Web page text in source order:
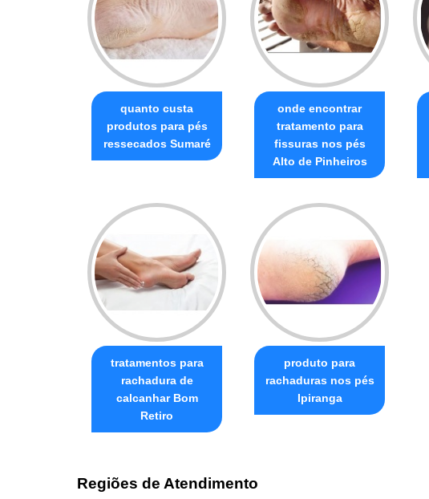
quanto custa
produtos para pés
ressecados Sumaré
onde encontrar
tratamento para
fissuras nos pés
Alto de Pinheiros
tratamentos para
rachadura de
calcanhar Bom
Retiro
produto para
rachaduras nos pés
Ipiranga
Regiões de Atendimento